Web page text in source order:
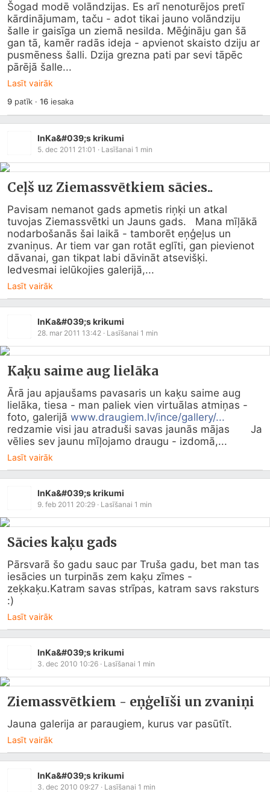
Šogad modē volāndzijas. Es arī nenoturējos pretī
kārdinājumam, taču - adot tikai jauno volāndziju
šalle ir gaisīga un ziemā nesilda. Mēģināju gan šā
gan tā, kamēr radās ideja - apvienot skaisto dziju ar
pusmēness šalli. Dzija grezna pati par sevi tāpēc
pārējā šalle...
Lasīt vairāk
9patīk ·16iesaka
InKa&#039;s krikumi
5. dec 2011 21:01 · Lasīšanai 1 min
Ceļš uz Ziemassvētkiem sācies..
Pavisam nemanot gads apmetis riņķi un atkal
tuvojas Ziemassvētki un Jauns gads.   Mana mīļākā
nodarbošanās šai laikā - tamborēt eņģeļus un
zvaniņus. Ar tiem var gan rotāt eglīti, gan pievienot
dāvanai, gan tikpat labi dāvināt atsevišķi.
Iedvesmai ielūkojies galerijā,...
Lasīt vairāk
InKa&#039;s krikumi
28. mar 2011 13:42 · Lasīšanai 1 min
Kaķu saime aug lielāka
Ārā jau apjaušams pavasaris un kaķu saime aug
lielāka, tiesa - man paliek vien virtuālas atmiņas -
foto, galerijā www.draugiem.lv/ince/gallery/...
redzamie visi jau atraduši savas jaunās mājas       Ja
vēlies sev jaunu mīļojamo draugu - izdomā,...
Lasīt vairāk
InKa&#039;s krikumi
9. feb 2011 20:29 · Lasīšanai 1 min
Sācies kaķu gads
Pārsvarā šo gadu sauc par Truša gadu, bet man tas
iesācies un turpinās zem kaķu zīmes -
zeķkaķu.Katram savas strīpas, katram savs raksturs
:)
Lasīt vairāk
InKa&#039;s krikumi
3. dec 2010 10:26 · Lasīšanai 1 min
Ziemassvētkiem - eņģelīši un zvaniņi
Jauna galerija ar paraugiem, kurus var pasūtīt.
Lasīt vairāk
InKa&#039;s krikumi
3. dec 2010 09:27 · Lasīšanai 1 min